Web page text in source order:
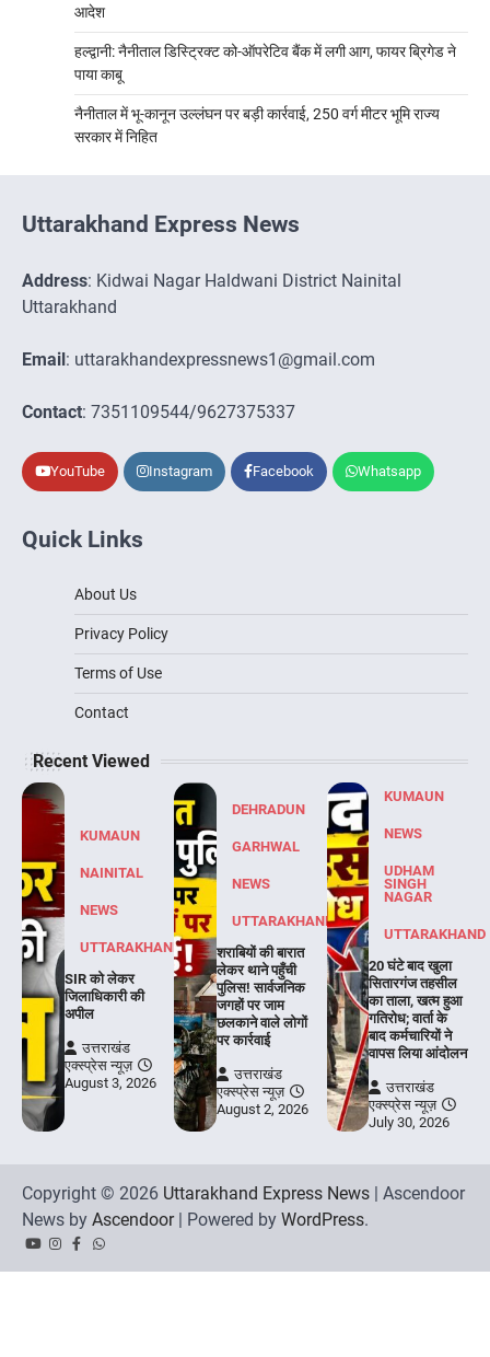
आदेश
हल्द्वानी: नैनीताल डिस्ट्रिक्ट को-ऑपरेटिव बैंक में लगी आग, फायर ब्रिगेड ने
पाया काबू
नैनीताल में भू-कानून उल्लंघन पर बड़ी कार्रवाई, 250 वर्ग मीटर भूमि राज्य
सरकार में निहित
Uttarakhand Express News
Address: Kidwai Nagar Haldwani District Nainital
Uttarakhand
Email : uttarakhandexpressnews1@gmail.com
Contact: 7351109544/9627375337
YouTube Instagram Facebook Whatsapp
Quick Links
About Us
Privacy Policy
Terms of Use
Contact
Recent Viewed
KUMAUN
NAINITAL
NEWS
UTTARAKHAND
SIR को लेकर
जिलाधिकारी की
अपील
उत्तराखंड
एक्स्प्रेस न्यूज़
August 3, 2026
DEHRADUN
GARHWAL
NEWS
UTTARAKHAND
शराबियों की बारात
लेकर थाने पहुँची
पुलिस! सार्वजनिक
जगहों पर जाम
छलकाने वाले लोगों
पर कार्रवाई
उत्तराखंड
एक्स्प्रेस न्यूज़
August 2, 2026
KUMAUN
NEWS
UDHAM
SINGH
NAGAR
UTTARAKHAND
20 घंटे बाद खुला
सितारगंज तहसील
का ताला, खत्म हुआ
गतिरोध; वार्ता के
बाद कर्मचारियों ने
वापस लिया आंदोलन
उत्तराखंड
एक्स्प्रेस न्यूज़
July 30, 2026
Copyright © 2026 Uttarakhand Express News | Ascendoor
News by Ascendoor| Powered by WordPress.
YouTubeInstagram
Facebook
Whatsapp